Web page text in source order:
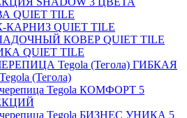
QUIET TILE
QUIET TILE
КОВЕР QUIET TILE
QUIET TILE
ГИБКАЯ
(Тегола)
черепица Tegola КОМФОРТ 5
черепица Tegola БИЗНЕС УНИКА 5